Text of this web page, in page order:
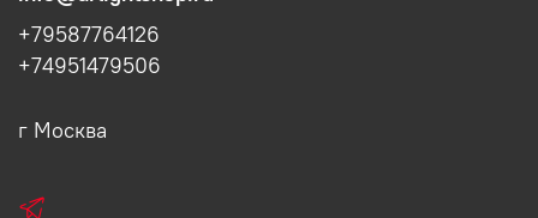
+79587764126
+74951479506
г Москва